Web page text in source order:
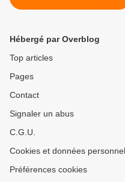
Manouchian, résistante et
Hébergé par Overblog
Top articles
Pages
Contact
Signaler un abus
C.G.U.
Cookies et données
Préférences cookies